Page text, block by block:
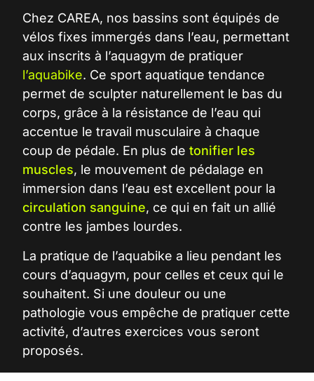
Chez CAREA, nos bassins sont équipés de
vélos fixes immergés dans l’eau, permettant
aux inscrits à l’aquagym de pratiquer
l’aquabike. Ce sport aquatique tendance
permet de sculpter naturellement le bas du
corps, grâce à la résistance de l’eau qui
accentue le travail musculaireà chaque
coup de pédale. En plus de tonifier les
muscles, le mouvement de pédalage en
immersion dans l’eau est excellent pour la
circulation sanguine, ce qui en fait un allié
contre les jambes lourdes.
La pratique de l’aquabike a lieu pendant les
cours d’aquagym, pour celles et ceux qui le
souhaitent. Si une douleur ou une
pathologie vous empêche de pratiquer cette
activité, d’autres exercices vous seront
proposés.